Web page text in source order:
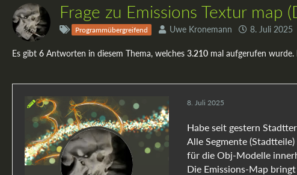
Frage zu Emissions Textur map
Programmübergreifend Uwe Kronemann 8. Juli 2025
Es gibt 6 Antworten in diesem Thema, welches 3.210 mal aufgerufen wurde.
8. Juli 2025
Habe seit gestern
Alle Segmente
für die Obj-Modelle
Die Emissions-Map